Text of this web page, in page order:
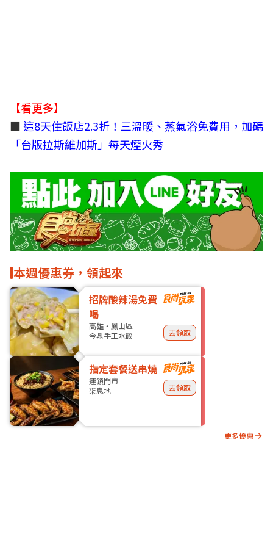
【看更多】
■ 這8天住飯店2.3折！三溫暖、蒸氣浴免費用，加碼
「台版拉斯維加斯」每天煙火秀
本週優惠券，領起來
招牌酸辣湯免費
喝
高雄・鳳山區
今鼎手工水餃
去領取
指定套餐送串燒
連鎖門市
柒息地
去領取
更多優惠